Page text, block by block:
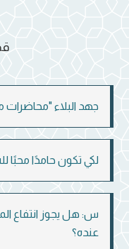
جهد البلاء "محاضرات
لكي تكون حامدًا محبًا
س: هل يجوز انتفاع
عنده؟